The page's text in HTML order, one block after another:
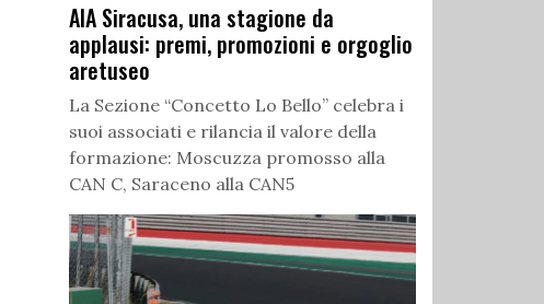
AIA Siracusa, una stagione da
applausi: premi, promozioni e orgoglio
aretuseo
La Sezione “Concetto Lo Bello” celebra i
suoi associati e rilancia il valore della
formazione: Moscuzza promosso alla
CAN C, Saraceno alla CAN5